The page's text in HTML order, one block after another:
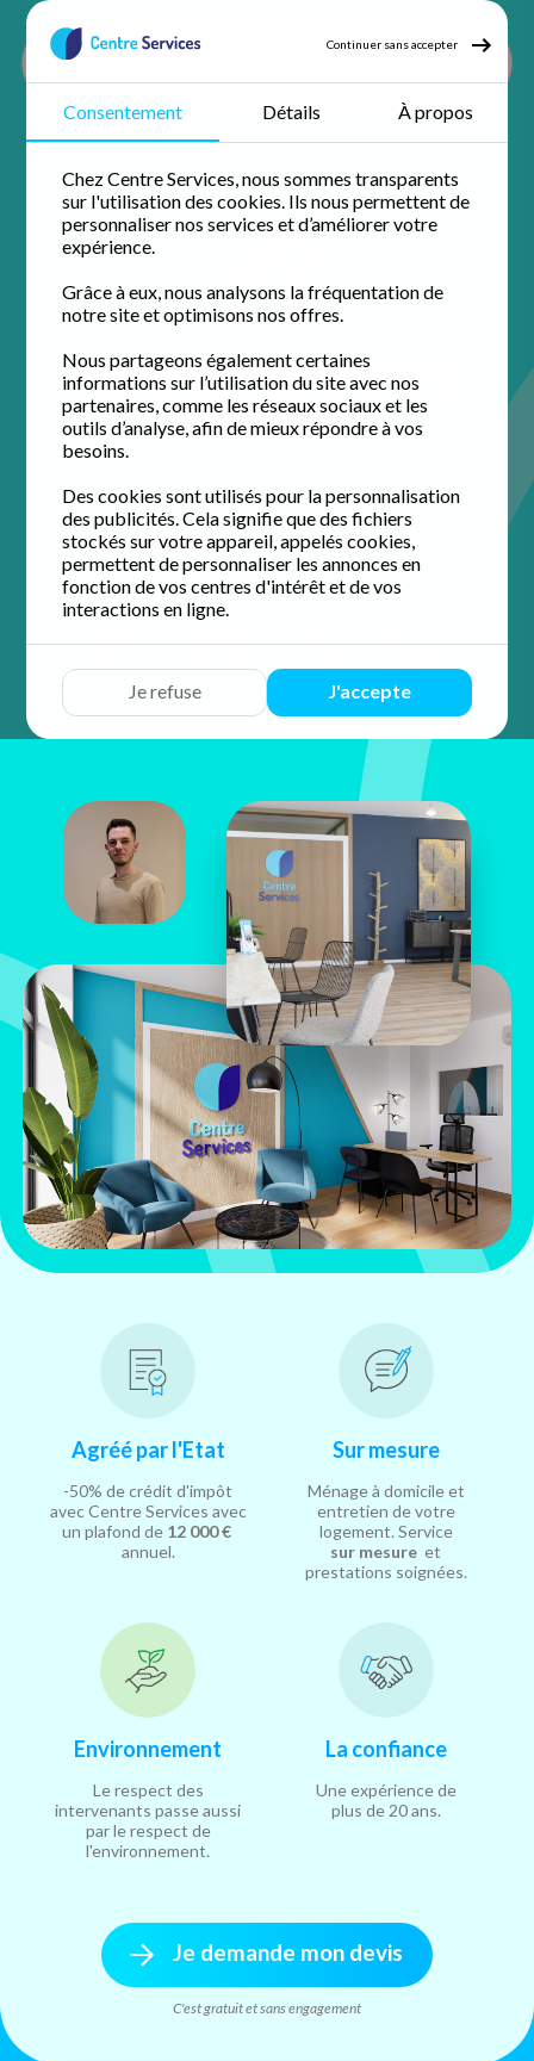
Continuer sans accepter
Consentement Détails À propos
Chez Centre Services, nous sommes transparents
sur l'utilisation des cookies. Ils nous permettent de
personnaliser nos services et d’améliorer votre
expérience.
Grâce à eux, nous analysons la fréquentation de
notre site et optimisons nos offres.
Nous partageons également certaines
informations sur l’utilisation du site avec nos
partenaires, comme les réseaux sociaux et les
outils d’analyse, afin de mieux répondre à vos
besoins.
Des cookies sont utilisés pour la personnalisation
des publicités. Cela signifie que des fichiers
stockés sur votre appareil, appelés cookies,
permettent de personnaliser les annonces en
fonction de vos centres d'intérêt et de vos
interactions en ligne.
Je refuse J'accepte
Ménage Heiwiller
Ménage à domicile à
Heiwiller
agence de proximité pour un domicile impeccable.
4.8 / 5 sur 94 avisGoogle
Devis Discuter Y aller Appeler
Maxime
Folzer
74 avenue d'Altkirch
68100 Mulhouse
Agréé par l'Etat
-50% de crédit d'impôt
avec Centre Services avec
un plafond de 12 000 €
annuel.
Sur mesure
Ménage à domicile et
entretien de votre
logement. Service
sur mesure et
prestations soignées.
Environnement
Le respect des
intervenants passe aussi
par le respect de
l'environnement.
La confiance
Une expérience de
plus de 20 ans.
Je demande mon devis
C'est gratuit et sans engagement